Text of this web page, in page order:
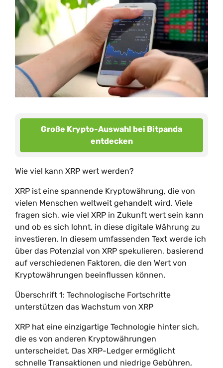
Große Krypto-Auswahl bei Bitpanda
entdecken
Wie viel kann XRP wert werden?
XRP ist eine spannende Kryptowährung, die von
vielen Menschen weltweit gehandelt wird. Viele
fragen sich, wie viel XRP in Zukunft wert sein kann
und ob es sich lohnt, in diese digitale Währung zu
investieren. In diesem umfassenden Text werde ich
über das Potenzial von XRP spekulieren, basierend
auf verschiedenen Faktoren, die den Wert von
Kryptowährungen beeinflussen können.
Überschrift 1: Technologische Fortschritte
unterstützen das Wachstum von XRP
XRP hat eine einzigartige Technologie hinter sich,
die es von anderen Kryptowährungen
unterscheidet. Das XRP-Ledger ermöglicht
schnelle Transaktionen und niedrige Gebühren,